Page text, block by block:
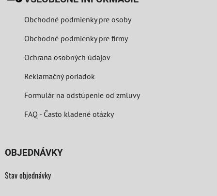
Obchodné podmienky pre osoby
Obchodné podmienky pre firmy
Ochrana osobných údajov
Reklamačný poriadok
Formulár na odstúpenie od zmluvy
FAQ - Často kladené otázky
OBJEDNÁVKY
Stav objednávky